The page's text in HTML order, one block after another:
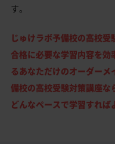
す。
じゅけラボ予備校の高校
合格に必要な学習内容を効
るあなただけのオーダー
備校の高校受験対策講座な
どんなペースで学習すれば